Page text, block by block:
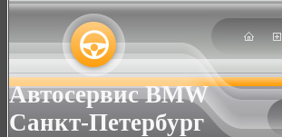
Автосервис BMW
Санкт-Петербург